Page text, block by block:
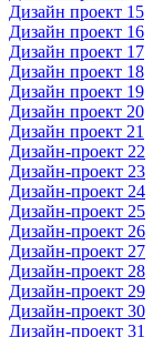
Дизайн проект 15
Дизайн проект 16
Дизайн проект 17
Дизайн проект 18
Дизайн проект 19
Дизайн проект 20
Дизайн проект 21
Дизайн-проект 22
Дизайн-проект 23
Дизайн-проект 24
Дизайн-проект 25
Дизайн-проект 26
Дизайн-проект 27
Дизайн-проект 28
Дизайн-проект 29
Дизайн-проект 30
Дизайн-проект 31